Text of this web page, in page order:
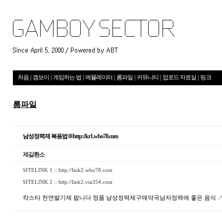
처음 겜보이 게임하는 법 에뮬레이터 롬파일 커뮤니티 업로드 자료실 링크
롬파일
남성정력제 복용법※http://kr1.wbo78.com
제갈환소
SITELINK 1 :: http://link2.wbo78.com
SITELINK 2 :: http://link2.via354.com
칵스타 천연발기제 팝니다 정품 남성정력제구매약국남자정력에 좋은 음식 ↗